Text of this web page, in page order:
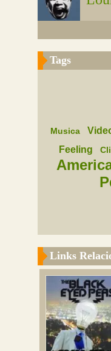
Tags
Musica
Feeling
Links